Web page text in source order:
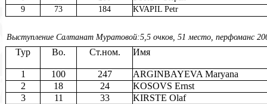
9
73 184 KVAPIL Petr
Выступление Салтанат Муратовой:5,5 очков, 51 место, перфоманс
Тур Bo. Ст.ном. Имя
1 100 247
ARGINBAYEVA Maryana
2
18 24
KOSOVS Ernst
3
11 33
KIRSTE Olaf